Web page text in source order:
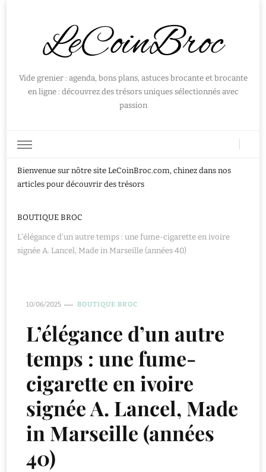
LeCoinBroc
Vide grenier : agenda, bons plans, astuces brocante et brocante
en ligne : découvrez des trésors uniques sélectionnés avec
passion
Bienvenue sur nôtre site LeCoinBroc.com, chinez dans nos
articles pour découvrir des trésors
BOUTIQUE BROC
L’élégance d’un autre temps : une fume-cigarette en ivoire
signée A. Lancel, Made in Marseille (années 40)
10/06/2025 BOUTIQUE BROC
L’élégance d’un autre
temps : une fume-
cigarette en ivoire
signée A. Lancel, Made
in Marseille (années
40)